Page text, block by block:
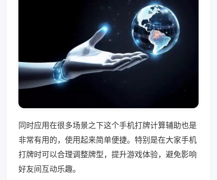
同时应用在很多场景之下这个手机打牌计算辅助也是
非常有用的，使用起来简单便捷。特别是在大家手机
打牌时可以合理调整牌型，提升游戏体验，避免影响
好友间互动乐趣。